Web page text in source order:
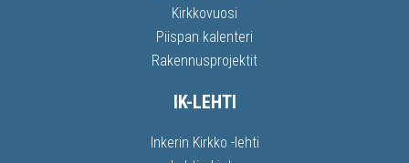
Kirkkovuosi
Piispan kalenteri
Rakennusprojektit
IK-LEHTI
Inkerin Kirkko -lehti